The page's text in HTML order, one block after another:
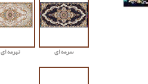
سرمه ای تیرمه ای